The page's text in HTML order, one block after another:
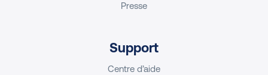
Presse
Support
Centre d’aide